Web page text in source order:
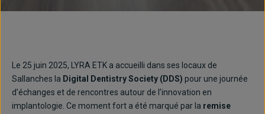
Le 25 juin 2025, LYRA ETK a accueilli dans ses locaux de
Sallanches la Digital Dentistry Society (DDS) pour une journée
d’échanges et de rencontres autour de l’innovation en
implantologie. Ce moment fort a été marqué par la remise